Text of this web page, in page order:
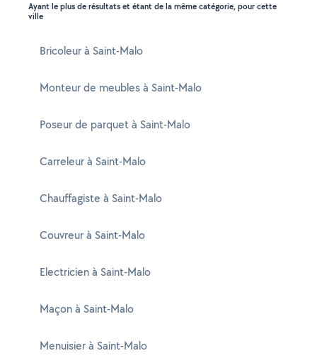
Ayant le plus de résultats et étant de la même catégorie, pour cette
ville
Bricoleur à Saint-Malo
Monteur de meubles à Saint-Malo
Poseur de parquet à Saint-Malo
Carreleur à Saint-Malo
Chauffagiste à Saint-Malo
Couvreur à Saint-Malo
Electricien à Saint-Malo
Maçon à Saint-Malo
Menuisier à Saint-Malo